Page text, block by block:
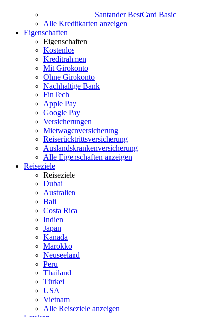
Santander BestCard Basic
Alle Kreditkarten anzeigen
Eigenschaften
Eigenschaften
Kostenlos
Kreditrahmen
Mit Girokonto
Ohne Girokonto
Nachhaltige Bank
FinTech
Apple Pay
Google Pay
Versicherungen
Mietwagenversicherung
Reiserücktrittsversicherung
Auslandskrankenversicherung
Alle Eigenschaften anzeigen
Reiseziele
Reiseziele
Dubai
Australien
Bali
Costa Rica
Indien
Japan
Kanada
Marokko
Neuseeland
Peru
Thailand
Türkei
USA
Vietnam
Alle Reiseziele anzeigen